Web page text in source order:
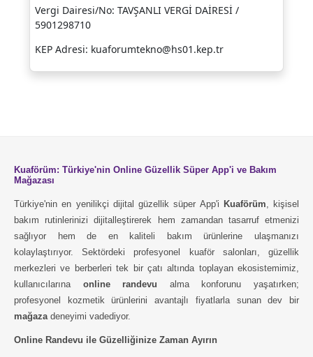
Vergi Dairesi/No: TAVŞANLI VERGİ DAİRESİ /
5901298710
KEP Adresi: kuaforumtekno@hs01.kep.tr
Kuaförüm: Türkiye'nin Online Güzellik Süper App'i ve Bakım
Mağazası
Türkiye'nin en yenilikçi dijital güzellik süper App'i Kuaförüm , kişisel
bakım rutinlerinizi dijitalleştirerek hem zamandan tasarruf etmenizi
sağlıyor hem de en kaliteli bakım ürünlerine ulaşmanızı
kolaylaştırıyor. Sektördeki profesyonel kuaför salonları, güzellik
merkezleri ve berberleri tek bir çatı altında toplayan ekosistemimiz,
kullanıcılarına online randevu alma konforunu yaşatırken;
profesyonel kozmetik ürünlerini avantajlı fiyatlarla sunan dev bir
mağaza deneyimi vadediyor.
Online Randevu ile Güzelliğinize Zaman Ayırın